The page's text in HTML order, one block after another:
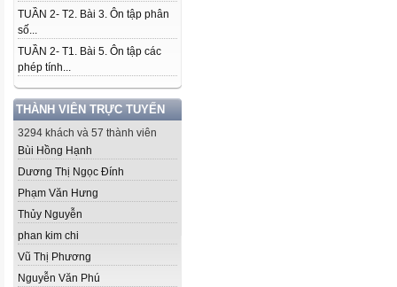
TUẦN 2- T2. Bài 3. Ôn tập phân
số...
TUẦN 2- T1. Bài 5. Ôn tập các
phép tính...
THÀNH VIÊN TRỰC TUYẾN
3294 khách và 57 thành viên
Bùi Hồng Hạnh
Dương Thị Ngọc Đính
Phạm Văn Hưng
Thủy Nguyễn
phan kim chi
Vũ Thị Phương
Nguyễn Văn Phú